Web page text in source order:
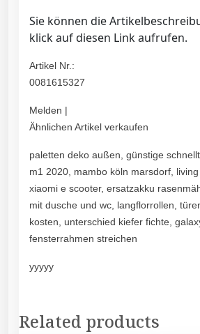
Sie können die
klick auf diesen Link aufrufen.
Artikel Nr.:
0081615327
Melden |
Ähnlichen Artikel verkaufen
paletten deko außen, günstige
m1 2020, mambo köln marsdorf,
xiaomi e scooter, ersatzakku
mit dusche und wc, langflorrollen,
kosten, unterschied kiefer fichte,
fensterrahmen streichen
yyyyy
Related products